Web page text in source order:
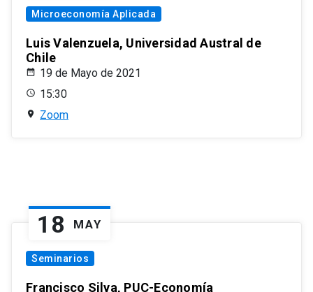
Microeconomía Aplicada
Luis Valenzuela, Universidad Austral de
Chile
19 de Mayo de 2021
15:30
Zoom
18 MAY
Seminarios
Francisco Silva, PUC-Economía